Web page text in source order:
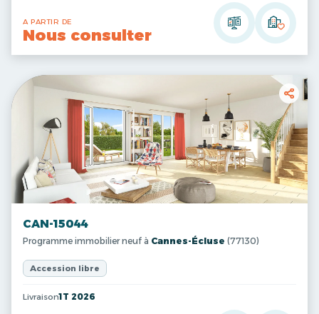
A PARTIR DE
Nous consulter
CAN-15044
Programme immobilier neuf à Cannes-Écluse (77130)
Accession libre
Livraison1T 2026